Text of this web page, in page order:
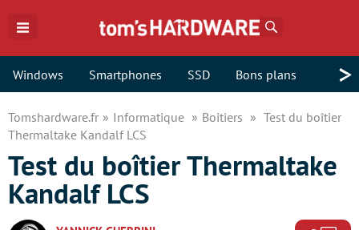
Windows Smartphones SSD Bons plans >
Tomshardware.fr Informatique Boitiers
Test du boîtier
Thermaltake Kandalf LCS
Test du boîtier Thermaltake
Kandalf LCS